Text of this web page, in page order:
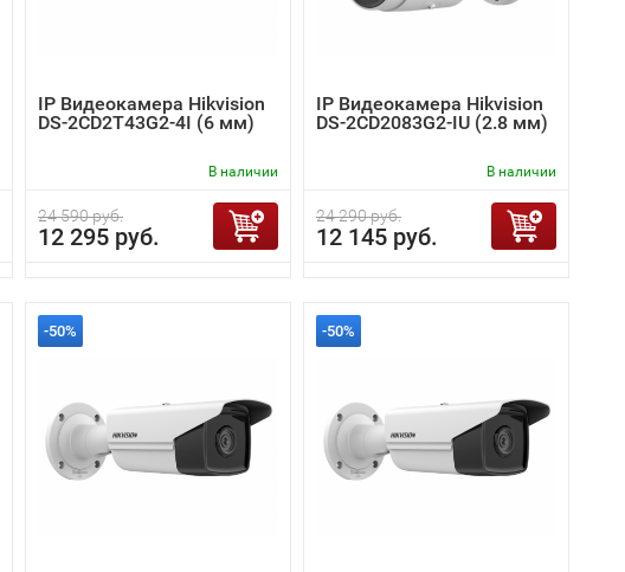
IP Видеокамера Hikvision
DS-2CD2T43G2-4I (6 мм)
В наличии
24 590 руб.
12 295 руб.
IP Видеокамера Hikvision
DS-2CD2083G2-IU (2.8 мм)
В наличии
24 290 руб.
12 145 руб.
-50% -50%